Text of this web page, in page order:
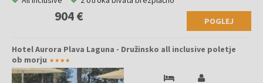
904 € POGLEJ
Hotel Aurora Plava Laguna - Družinsko all inclusive poletje
ob morju